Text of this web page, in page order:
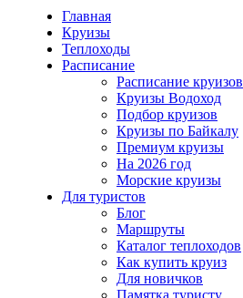
Главная
Круизы
Теплоходы
Расписание
Расписание круизов
Круизы Водоход
Подбор круизов
Круизы по Байкалу
Премиум круизы
На 2026 год
Морские круизы
Для туристов
Блог
Маршруты
Каталог теплоходов
Как купить круиз
Для новичков
Памятка туристу